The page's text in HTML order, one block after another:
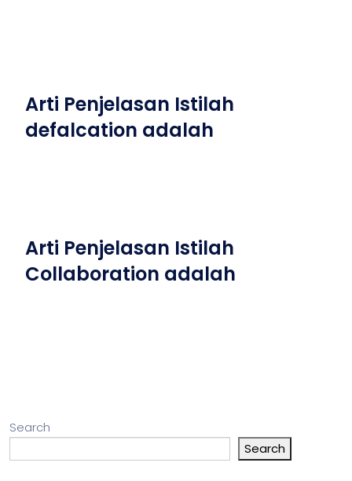
Arti Penjelasan Istilah
defalcation adalah
Arti Penjelasan Istilah
Collaboration adalah
Search
Search